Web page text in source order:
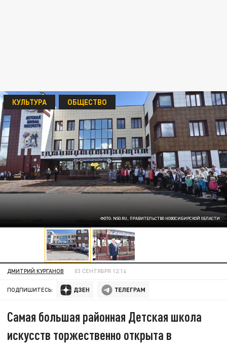
ФОТО: NSO.RU, ПРАВИТЕЛЬСТВО НОВОСИБИРСКОЙ ОБЛАСТИ
КУЛЬТУРА ОБЩЕСТВО
ДМИТРИЙ КУРГАНОВ 03 СЕНТЯБРЯ 12:14
ПОДПИШИТЕСЬ:
Самая большая районная Детская школа
искусств торжественно открыта в